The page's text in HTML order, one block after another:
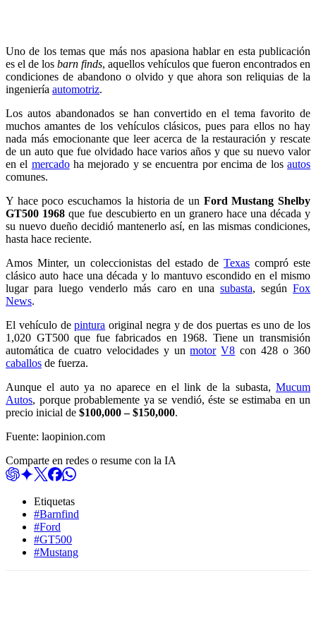
Uno de los temas que más nos apasiona hablar en esta publicación
es el de los barn finds, aquellos vehículos que fueron encontrados en
condiciones de abandono o olvido y que ahora son reliquias de la
ingeniería automotriz.
Los autos abandonados se han convertido en el tema favorito de
muchos amantes de los vehículos clásicos, pues para ellos no hay
nada más emocionante que leer acerca de la restauración y rescate
de un auto que fue olvidado hace varios años y que su nuevo valor
en el mercadoha mejorado y se encuentra por encima de losautos
comunes.
Y hace poco escuchamos la historia de un Ford Mustang Shelby
GT500 1968 que fue descubierto en un granero hace una década y
su nuevo dueño decidió mantenerlo así, en las mismas condiciones,
hasta hace reciente.
Amos Minter, un coleccionistas del estado de Texas compró este
clásico auto hace una década y lo mantuvo escondido en el mismo
lugar para luego venderlo más caro en una subasta, segúnFox
News.
El vehículo depintura original negra y de dos puertas es uno de los
1,020 GT500 que fue fabricados en 1968. Tiene un transmisión
automática de cuatro velocidades y unmotor V8 con 428 o 360
caballos de fuerza.
Aunque el auto ya no aparece en el link de la subasta, Mucum
Autos, porque probablemente ya se vendió, éste se estimaba en un
precio inicial de $100,000 – $150,000.
Fuente: laopinion.com
Comparte en redes o resume con la IA
Etiquetas
#Barnfind
#Ford
#GT500
#Mustang